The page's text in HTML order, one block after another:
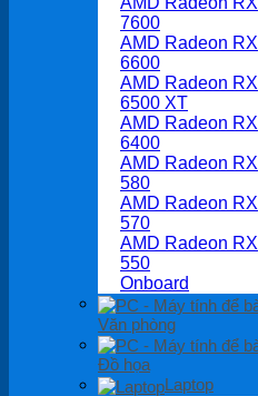
7600
AMD Radeon RX
6600
AMD Radeon RX
6500 XT
AMD Radeon RX
6400
AMD Radeon RX
580
AMD Radeon RX
570
AMD Radeon RX
550
Onboard
Văn phòng
Đồ họa
Laptop